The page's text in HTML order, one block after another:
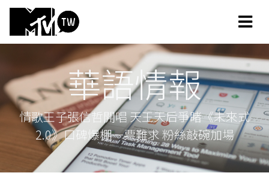
華語情報
情歌王子張信哲開唱 天王天后爭睹《未來式
2.0》口碑爆棚一票難求 粉絲敲碗加場